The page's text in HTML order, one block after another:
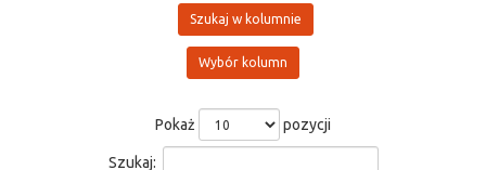
Szukaj w kolumnie
Wybór kolumn
Pokaż pozycji
Szukaj: